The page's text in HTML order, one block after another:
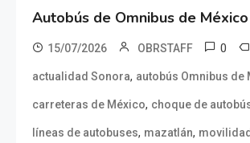
Autobús de Omnibus de
15/07/2026 OBRSTAFF 0
actualidad Sonora, autobús Omnibus de
carreteras de México, choque de
líneas de autobuses, mazatlán,